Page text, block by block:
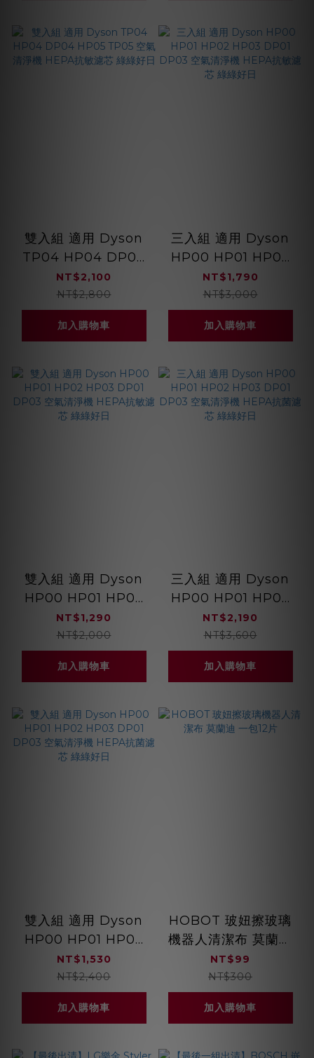
雙入組 適用 Dyson
TP04 HP04 DP04
HP05 TP05 空氣清
淨機 HEPA抗敏濾芯
綠綠好日
NT$2,100
NT$2,800
加入購物車
三入組 適用 Dyson
HP00 HP01 HP02
HP03 DP01 DP03
空氣清淨機 HEPA抗
敏濾芯 綠綠好日
NT$1,790
NT$3,000
加入購物車
雙入組 適用 Dyson
HP00 HP01 HP02
HP03 DP01 DP03
空氣清淨機 HEPA抗
敏濾芯 綠綠好日
NT$1,290
NT$2,000
加入購物車
三入組 適用 Dyson
HP00 HP01 HP02
HP03 DP01 DP03
空氣清淨機 HEPA抗
菌濾芯 綠綠好日
NT$2,190
NT$3,600
加入購物車
雙入組 適用 Dyson
HP00 HP01 HP02
HP03 DP01 DP03
空氣清淨機 HEPA抗
菌濾芯 綠綠好日
NT$1,530
NT$2,400
加入購物車
HOBOT 玻妞擦玻璃
機器人清潔布 莫蘭迪
一包12片
NT$99
NT$300
加入購物車